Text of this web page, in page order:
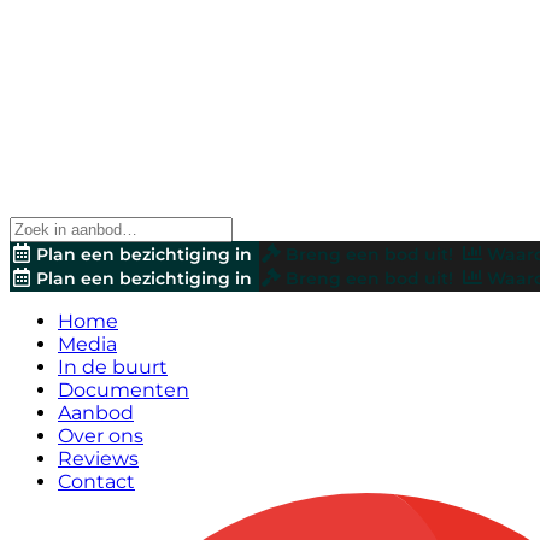
Plan een bezichtiging in Breng een bod uit!
Plan een bezichtiging in
Breng een bod uit!
Home
Media
In de buurt
Documenten
Aanbod
Over ons
Reviews
Contact